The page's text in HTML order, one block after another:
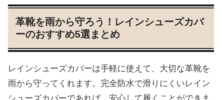
革靴を雨から守ろう！レインシューズカバ
ーのおすすめ5選まとめ
レインシューズカバーは手軽に使えて、大切な革靴を
雨から守ってくれます。完全防水で滑りにくいレイン